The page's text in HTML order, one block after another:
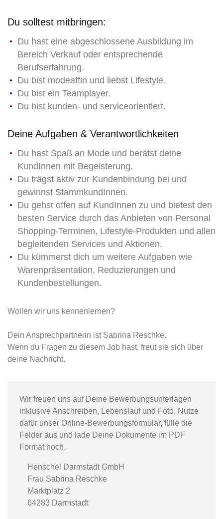
Du solltest mitbringen:
Du hast eine abgeschlossene Ausbildung im
Bereich Verkauf oder entsprechende
Berufserfahrung.
Du bist modeaffin und liebst Lifestyle.
Du bist ein Teamplayer.
Du bist kunden- und serviceorientiert.
Deine Aufgaben & Verantwortlichkeiten
Du hast Spaß an Mode und berätst deine
KundInnen mit Begeisterung.
Du trägst aktiv zur Kundenbindung bei und
gewinnst StammkundInnen.
Du gehst offen auf KundInnen zu und bietest den
besten Service durch das Anbieten von Personal
Shopping-Terminen, Lifestyle-Produkten und allen
begleitenden Services und Aktionen.
Du kümmerst dich um weitere Aufgaben wie
Warenpräsentation, Reduzierungen und
Kundenbestellungen.
Wollen wir uns kennenlernen?
Dein Ansprechpartnerin ist Sabrina Reschke.
Wenn du Fragen zu diesem Job hast, freut sie sich über
deine Nachricht.
Wir freuen uns auf Deine Bewerbungsunterlagen
inklusive Anschreiben, Lebenslauf und Foto. Nutze
dafür unser Online-Bewerbungsformular, fülle die
Felder aus und lade Deine Dokumente im PDF
Format hoch.
Henschel Darmstadt GmbH
Frau Sabrina Reschke
Marktplatz 2
64283 Darmstadt